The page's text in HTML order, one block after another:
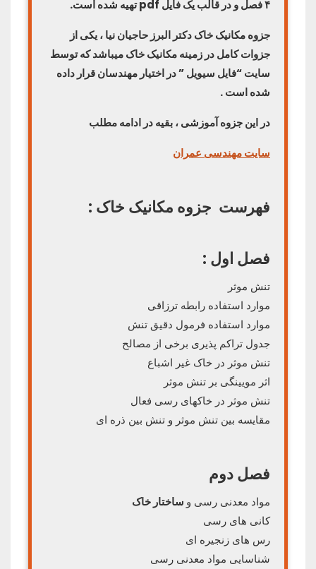
۴ فصل و در قالب یک فایل pdf تهیه شده است.
جزوه مکانیک خاک دکتر البرز حاجیان نیا ، یکی از
جزوات کامل در زمینه مکانیک خاک میباشد که توسط
سایت “فایل سیویل ” در اختیار مهندسان قرار داده
شده است .
در این جزوه آموزشی ، بقیه در ادامه مطلب
سایت مهندسی عمران
فهرست جزوه مکانیک خاک :
فصل اول :
تنش موثر
موارد استفاده رابطه ترزاقی
موارد استفاده فرمول دقیق تنش
جدول تراکم پذیری برخی از مصالح
تنش موثر در خاک غیر اشباع
اثر مویینگی بر تنش موثر
تنش موثر در خاکهای رسی فعال
مقایسه بین تنش موثر و تنش بین ذره ای
فصل دوم
مواد معدنی رسی و ساختار خاک
کانی های رسی
رس های زنجیره ای
شناسایی مواد معدنی رسی